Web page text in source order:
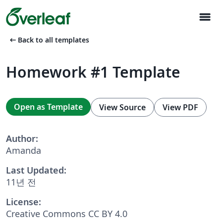
menu
arrow_left_alt Back to all templates
Homework #1 Template
Open as Template View Source View PDF
Author:
Amanda
Last Updated:
11년 전
License:
Creative Commons CC BY 4.0